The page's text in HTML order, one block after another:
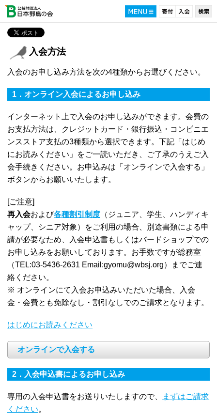
入会方法
入会のお申し込み方法を次の4種類からお選びください。
1．オンライン入会によるお申し込み
インターネット上で入会のお申し込みができます。会費の
お支払方法は、クレジットカード・銀行振込・コンビニエ
ンスストア支払の3種類から選択できます。下記「はじめ
にお読みください」をご一読いただき、ご了承のうえご入
会手続きください。お申込みは「オンラインで入会する」
ボタンからお願いいたします。
[ご注意]
再入会および各種割引制度 （ジュニア、学生、ハンディキ
ャップ、シニア対象）をご利用の場合、別途書類による申
請が必要なため、入会申込書もしくはバードショップでの
お申し込みをお願いしております。お手数ですが総務室
（TEL:03-5436-2631 Email:gyomu@wbsj.org）までご連
絡ください。
※ オンラインにて入会お申込みいただいた場合、入会
金・会費とも免除なし・割引なしでのご請求となります。
はじめにお読みください
オンラインで入会する
2．入会申込書によるお申し込み
専用の入会申込書をお送りいたしますので、
まずはご請求
ください。